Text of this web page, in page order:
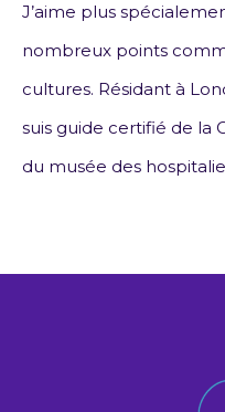
J’aime plus
nombreux points
cultures. Résidant à
suis guide certifié de la
du musée des